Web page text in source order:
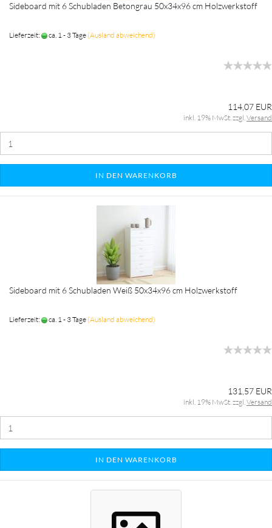
Sideboard mit 6 Schubladen Betongrau 50x34x96 cm Holzwerkstoff
Lieferzeit: ca. 1 - 3 Tage (Ausland abweichend)
114,07 EUR
inkl. 19% MwSt. zzgl.Versand
IN DEN WARENKORB
Sideboard mit 6 Schubladen Weiß 50x34x96 cm Holzwerkstoff
Lieferzeit: ca. 1 - 3 Tage (Ausland abweichend)
131,57 EUR
inkl. 19% MwSt. zzgl.Versand
IN DEN WARENKORB